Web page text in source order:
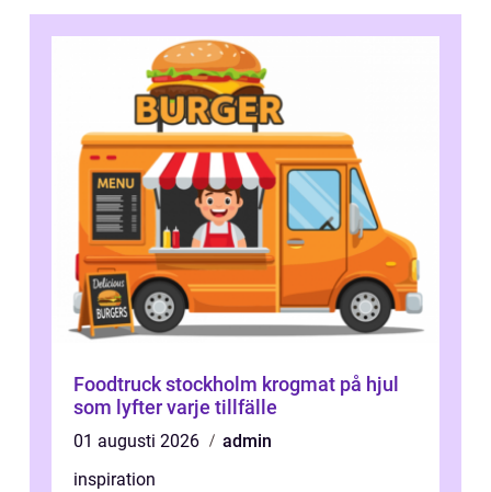
Foodtruck stockholm krogmat på hjul
som lyfter varje tillfälle
01 augusti 2026
admin
inspiration